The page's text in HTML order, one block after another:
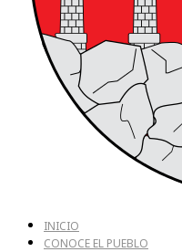
INICIO
CONOCE EL PUEBLO